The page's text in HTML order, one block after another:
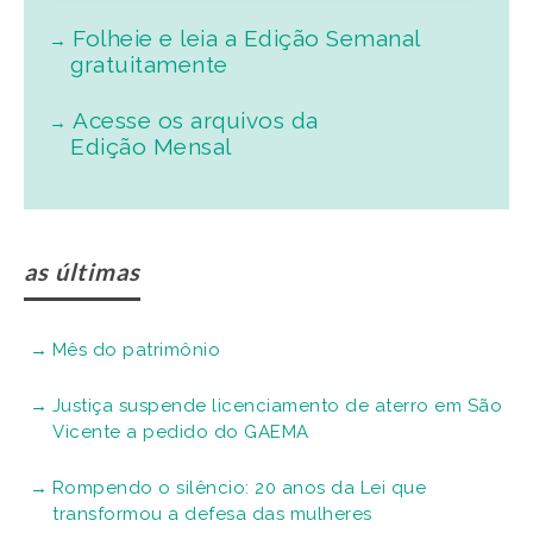
Folheie e leia a Edição Semanal
gratuitamente
Acesse os arquivos da
Edição Mensal
as últimas
Mês do patrimônio
Justiça suspende licenciamento de aterro em São
Vicente a pedido do GAEMA
Rompendo o silêncio: 20 anos da Lei que
transformou a defesa das mulheres